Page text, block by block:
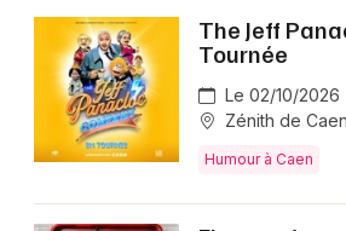
The Jeff
Tournée
Le 02/10/2026
Zénith de Caen
Humour à Caen